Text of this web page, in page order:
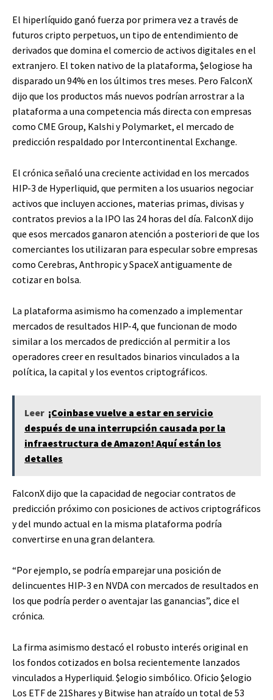
El hiperlíquido ganó fuerza por primera vez a través de
futuros cripto perpetuos, un tipo de entendimiento de
derivados que domina el comercio de activos digitales en el
extranjero. El token nativo de la plataforma, $elogiose ha
disparado un 94% en los últimos tres meses. Pero FalconX
dijo que los productos más nuevos podrían arrostrar a la
plataforma a una competencia más directa con empresas
como CME Group, Kalshi y Polymarket, el mercado de
predicción respaldado por Intercontinental Exchange.
El crónica señaló una creciente actividad en los mercados
HIP-3 de Hyperliquid, que permiten a los usuarios negociar
activos que incluyen acciones, materias primas, divisas y
contratos previos a la IPO las 24 horas del día. FalconX dijo
que esos mercados ganaron atención a posteriori de que los
comerciantes los utilizaran para especular sobre empresas
como Cerebras, Anthropic y SpaceX antiguamente de
cotizar en bolsa.
La plataforma asimismo ha comenzado a implementar
mercados de resultados HIP-4, que funcionan de modo
similar a los mercados de predicción al permitir a los
operadores creer en resultados binarios vinculados a la
política, la capital y los eventos criptográficos.
Leer ¡Coinbase vuelve a estar en servicio
después de una interrupción causada por la
infraestructura de Amazon! Aquí están los
detalles
FalconX dijo que la capacidad de negociar contratos de
predicción próximo con posiciones de activos criptográficos
y del mundo actual en la misma plataforma podría
convertirse en una gran delantera.
“Por ejemplo, se podría emparejar una posición de
delincuentes HIP-3 en NVDA con mercados de resultados en
los que podría perder o aventajar las ganancias”, dice el
crónica.
La firma asimismo destacó el robusto interés original en
los fondos cotizados en bolsa recientemente lanzados
vinculados a Hyperliquid. $elogio simbólico. Oficio $elogio
Los ETF de 21Shares y Bitwise han atraído un total de 53